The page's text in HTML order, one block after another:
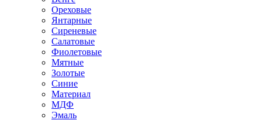
Ореховые
Янтарные
Сиреневые
Салатовые
Фиолетовые
Мятные
Золотые
Синие
Материал
МДФ
Эмаль